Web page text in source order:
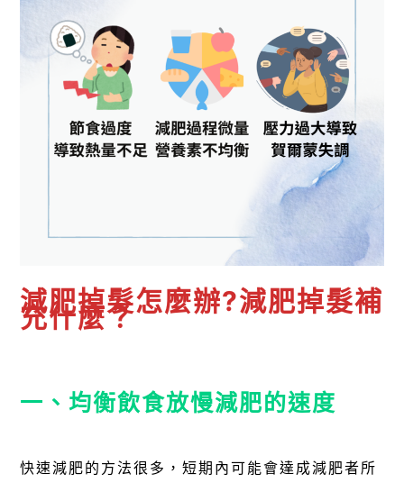
減肥掉髮怎麼辦?減肥掉髮補
充什麼？
一、均衡飲食放慢減肥的速度
快速減肥的方法很多，短期內可能會達成減肥者所